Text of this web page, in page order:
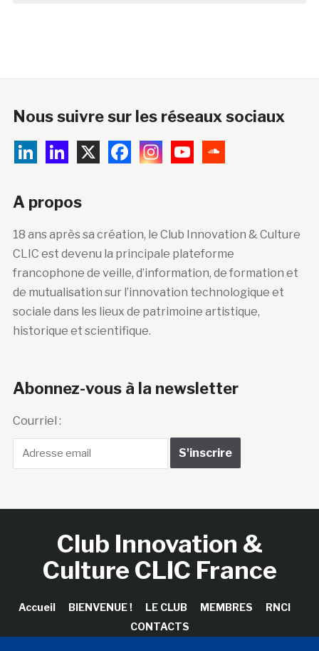
Nous suivre sur les réseaux sociaux
A propos
18 ans après sa création, le Club Innovation & Culture
CLIC est devenu la principale plateforme
francophone de veille, d’information, de formation et
de mutualisation sur l’innovation technologique et
sociale dans les lieux de patrimoine artistique,
historique et scientifique.
Abonnez-vous à la newsletter
Courriel :
Club Innovation &
Culture CLIC France
Accueil BIENVENUE ! LE CLUB MEMBRES
RNCI
CONTACTS